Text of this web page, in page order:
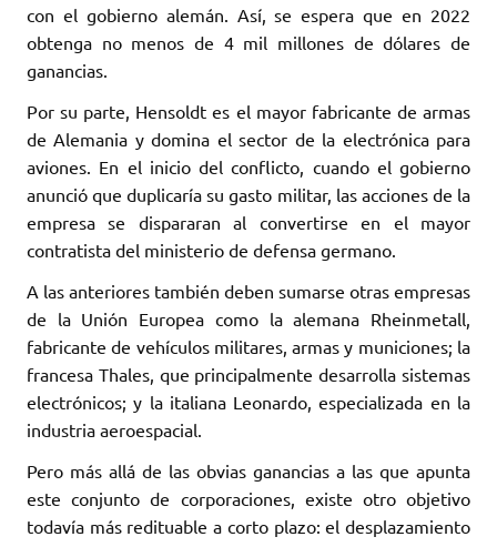
con el gobierno alemán. Así, se espera que en 2022
obtenga no menos de 4 mil millones de dólares de
ganancias.
Por su parte, Hensoldt es el mayor fabricante de armas
de Alemania y domina el sector de la electrónica para
aviones. En el inicio del conflicto, cuando el gobierno
anunció que duplicaría su gasto militar, las acciones de la
empresa se dispararan al convertirse en el mayor
contratista del ministerio de defensa germano.
A las anteriores también deben sumarse otras empresas
de la Unión Europea como la alemana Rheinmetall,
fabricante de vehículos militares, armas y municiones; la
francesa Thales, que principalmente desarrolla sistemas
electrónicos; y la italiana Leonardo, especializada en la
industria aeroespacial.
Pero más allá de las obvias ganancias a las que apunta
este conjunto de corporaciones, existe otro objetivo
todavía más redituable a corto plazo: el desplazamiento